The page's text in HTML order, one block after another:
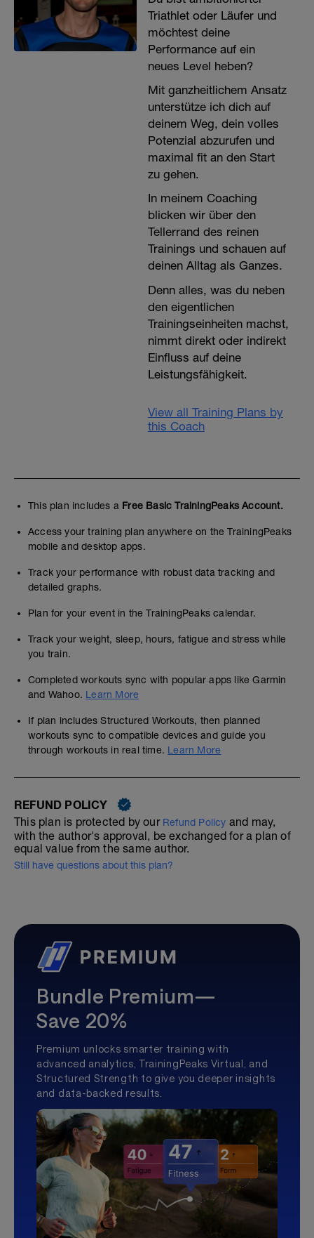
Triathlet oder Läufer und
möchtest deine
Performance auf ein
neues Level heben?
Mit ganzheitlichem Ansatz
unterstütze ich dich auf
deinem Weg, dein volles
Potenzial abzurufen und
maximal fit an den Start
zu gehen.
In meinem Coaching
blicken wir über den
Tellerrand des reinen
Trainings und schauen auf
deinen Alltag als Ganzes.
Denn alles, was du neben
den eigentlichen
Trainingseinheiten machst,
nimmt direkt oder indirekt
Einfluss auf deine
Leistungsfähigkeit.
View all Training Plans by
this Coach
This plan includes a Free Basic TrainingPeaks Account.
Access your training plan anywhere on the TrainingPeaks
mobile and desktop apps.
Track your performance with robust data tracking and
detailed graphs.
Plan for your event in the TrainingPeaks calendar.
Track your weight, sleep, hours, fatigue and stress while
you train.
Completed workouts sync with popular apps like Garmin
and Wahoo. Learn More
If plan includes Structured Workouts, then planned
workouts sync to compatible devices and guide you
through workouts in real time. Learn More
REFUND POLICY
This plan is protected by our Refund Policy and may,
with the author's approval, be exchanged for a plan of
equal value from the same author.
Still have questions about this plan?
Bundle Premium—
Save 20%
Premium unlocks smarter training with
advanced analytics, TrainingPeaks Virtual, and
Structured Strength to give you deeper insights
and data-backed results.